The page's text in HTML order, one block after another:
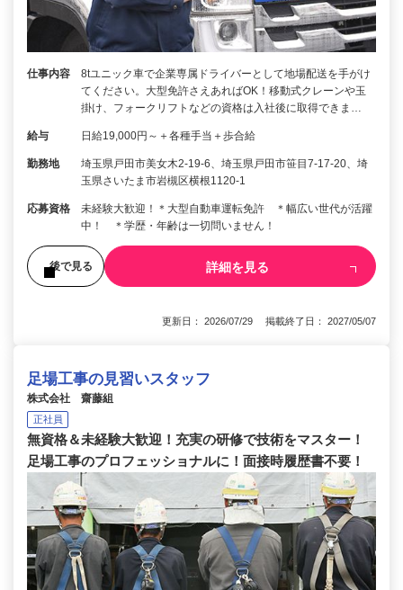
仕事内容
8tユニック車で企業専属ドライバーとして地場配送を手がけ
てください。大型免許さえあればOK！移動式クレーンや玉
掛け、フォークリフトなどの資格は入社後に取得できま…
給与 日給19,000円～＋各種手当＋歩合給
勤務地
埼玉県戸田市美女木2-19-6、埼玉県戸田市笹目7-17-20、埼
玉県さいたま市岩槻区横根1120-1
応募資格
未経験大歓迎！＊大型自動車運転免許 ＊幅広い世代が活躍
中！ ＊学歴・年齢は一切問いません！
後で見る 詳細を見る
更新日： 2026/07/29 掲載終了日： 2027/05/07
足場工事の見習いスタッフ
株式会社 齋藤組
正社員
無資格＆未経験大歓迎！充実の研修で技術をマスター！
足場工事のプロフェッショナルに！面接時履歴書不要！